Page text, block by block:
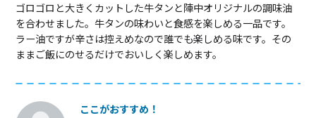
ゴロゴロと大きくカットした牛タンと陣中オリジナルの調味油
を合わせました。牛タンの味わいと食感を楽しめる一品です。
ラー油ですが辛さは控えめなので誰でも楽しめる味です。その
ままご飯にのせるだけでおいしく楽しめます。
ここがおすすめ！